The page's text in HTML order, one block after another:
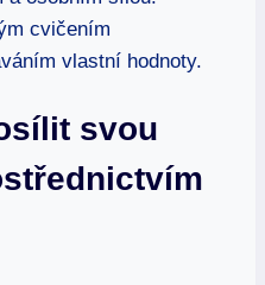
cvičením
vlastní hodnoty.
svou